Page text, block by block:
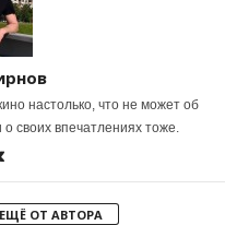
настолько, что не может об
своих впечатлениях тоже.
ЕЩЁ ОТ АВТОРА